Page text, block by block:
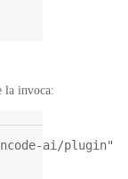
la invoca:
ai/plugin"